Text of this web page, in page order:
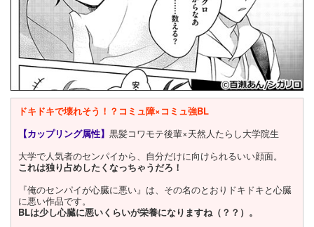
ドキドキで壊れそう！？コミュ障×コミュ強BL
【カップリング属性】 黒髪コワモテ後輩×天然人たらし大学院生
大学で人気者のセンパイから、自分だけに向けられるいい顔面。
これは独り占めしたくなっちゃうだろ！
『俺のセンパイが心臓に悪い』は、その名のとおりドキドキと心臓
に悪い作品です。
BLは少し心臓に悪いくらいが栄養になりますね（？？）。